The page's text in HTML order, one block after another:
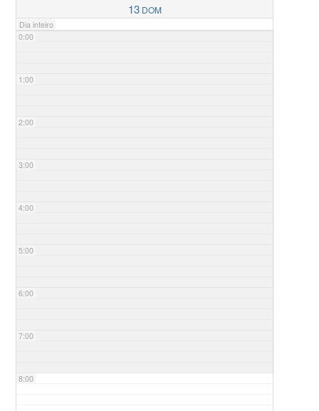
13 DOM
Dia inteiro
0:00
1:00
2:00
3:00
4:00
5:00
6:00
7:00
8:00